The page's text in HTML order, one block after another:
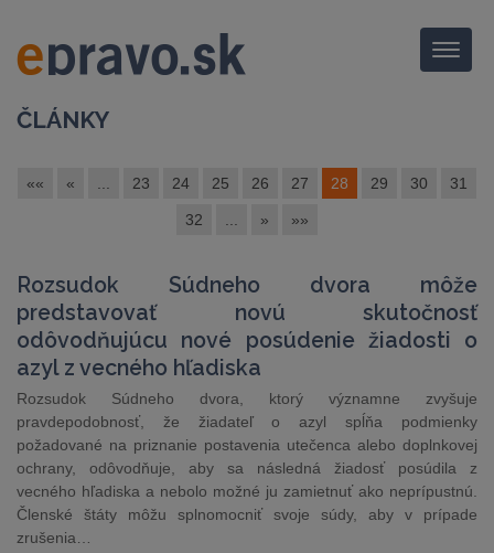
Menu
ČLÁNKY
«« « 23 24 25 26 27 28 29 30 31
32 » »»
Rozsudok Súdneho dvora môže
predstavovať novú skutočnosť
odôvodňujúcu nové posúdenie žiadosti o
azyl z vecného hľadiska
Rozsudok Súdneho dvora, ktorý významne zvyšuje
pravdepodobnosť, že žiadateľ o azyl spĺňa podmienky
požadované na priznanie postavenia utečenca alebo doplnkovej
ochrany, odôvodňuje, aby sa následná žiadosť posúdila z
vecného hľadiska a nebolo možné ju zamietnuť ako neprípustnú.
Členské štáty môžu splnomocniť svoje súdy, aby v prípade
zrušenia…